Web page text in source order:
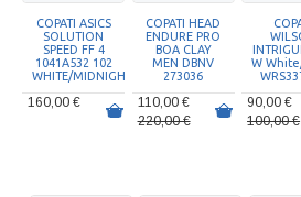
COPATI ASICS
SOLUTION
SPEED FF 4
1041A532 102
WHITE/MIDNIGHT
160,00 €
COPATI HEAD
ENDURE PRO
BOA CLAY
MEN DBNV
273036
110,00 €
220,00 €
W
90,00 €
100,00 €